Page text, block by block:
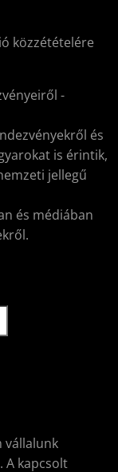
közzétételére
-
és
is érintik,
jellegű
és médiában
vállalunk
A kapcsolt